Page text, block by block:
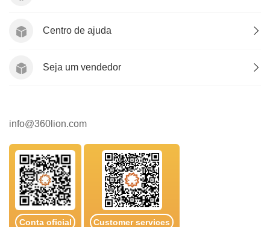
Centro de ajuda
Seja um vendedor
info@360lion.com
Conta oficial Customer services